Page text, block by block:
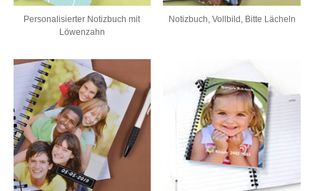
Personalisierter Notizbuch mit
Löwenzahn
Notizbuch, Vollbild, Bitte Lächeln